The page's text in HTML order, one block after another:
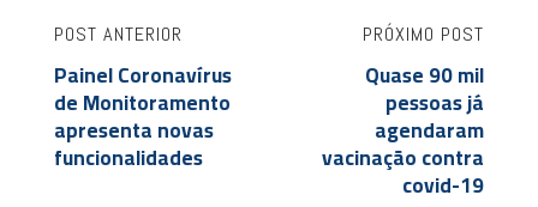
POST ANTERIOR
Painel Coronavírus
de Monitoramento
apresenta novas
funcionalidades
PRÓXIMO POST
Quase 90 mil
pessoas já
agendaram
vacinação contra
covid-19